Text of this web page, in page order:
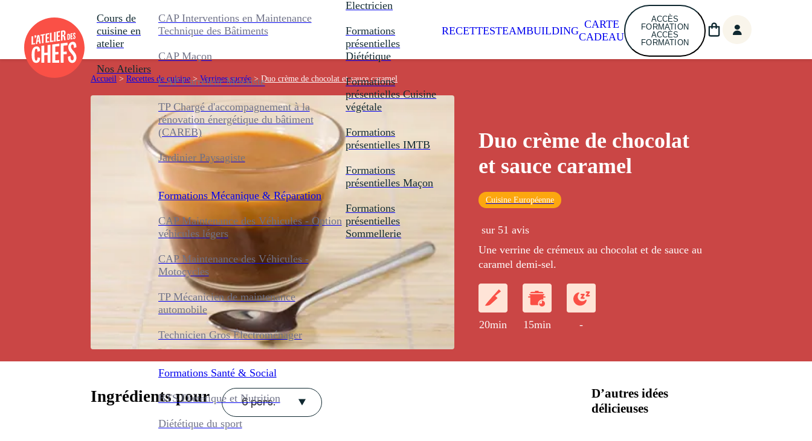
Cours de
cuisine en
atelier
Nos Ateliers
CAP Interventions en Maintenance
Technique des Bâtiments
CAP Maçon
CAP Carreleur Mosaïste
TP Chargé d'accompagnement à la
rénovation énergétique du bâtiment
(CAREB)
Jardinier Paysagiste
Formations Mécanique & Réparation
CAP Maintenance des Véhicules - Option
véhicules légers
CAP Maintenance des Véhicules -
Motocycles
TP Mécanicien de maintenance
automobile
Technicien Gros Électroménager
Formations Santé & Social
BTS Diététique et Nutrition
Diététique du sport
Electricien
Formations
présentielles
Diététique
Formations
présentielles Cuisine
végétale
Formations
présentielles IMTB
Formations
présentielles Maçon
Formations
présentielles
Sommellerie
RECETTESTEAMBUILDING
CARTE
CADEAU
ACCÈS
FORMATION
ACCÈS
FORMATION
Accueil > Recettes de cuisine > Verrines sucrée > Duo crème de chocolat et sauce caramel
Duo crème de chocolat
et sauce caramel
Cuisine Européenne
sur 51 avis
Une verrine de crémeux au chocolat et de sauce au
caramel demi-sel.
20min 15min -
Ingrédients pour 6 pers.
D’autres idées
délicieuses